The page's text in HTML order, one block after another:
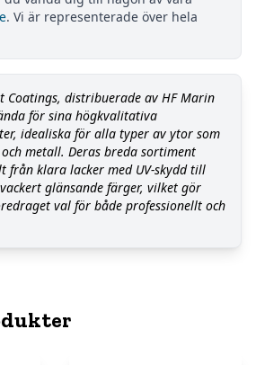
. Vi är representerade över hela
Coatings, distribuerade av HF Marin
för sina högkvalitativa
idealiska för alla typer av ytor som
metall. Deras breda sortiment
från klara lacker med UV-skydd till
glänsande färger, vilket gör
val för både professionellt och